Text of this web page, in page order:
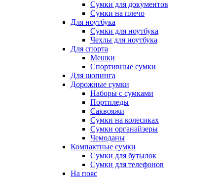
Сумки для документов
Сумки на плечо
Для ноутбука
Сумки для ноутбука
Чехлы для ноутбука
Для спорта
Мешки
Спортивные сумки
Для шопинга
Дорожные сумки
Наборы с сумками
Портпледы
Саквояжи
Сумки на колесиках
Сумки органайзеры
Чемоданы
Компактные сумки
Сумки для бутылок
Сумки для телефонов
На пояс